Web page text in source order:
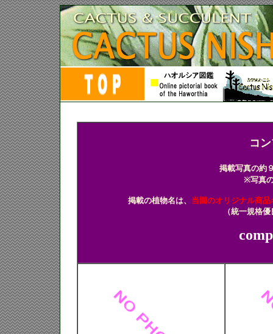
コ
掲載写真の約
※写真
掲載の植物名は、 当園のオリジナル商品
（統一規格